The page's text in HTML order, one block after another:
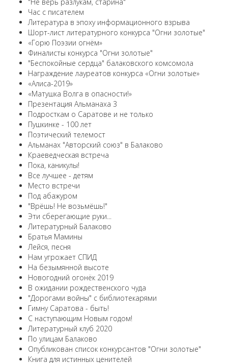
Час с писателем
Литература в эпоху информационного взрыва
Шорт-лист литературного конкурса "Огни золотые"
«Горю Поэзии огнём»
Финалисты конкурса "Огни золотые"
"Беспокойные сердца" балаковского комсомола
Награждение лауреатов конкурса «Огни золотые»
«Алиса-2019»
«Матушка Волга в опасности!»
Презентация Альманаха 3
Подросткам о Саратове и не только
Пушкинке - 100 лет
Поэтический телемост
Альманах "Авторский союз" в Балаково
Краеведческая встреча
Пока, каникулы!
Все лучшее - детям
Место встречи
Под абажуром
"Врёшь! Не возьмёшь!"
Эти сберегающие руки...
Литературный Балаково
Братья Мамины
Лейся, песня
Нам угрожает СПИД
На безымянной высоте
Новогодний огонёк 2019
В ожидании рождественского чуда
"Дорогами войны" с библиотекарями
Гимну Саратова - быть!
С наступающим Новым годом!
Литературный клуб 2020
По улицам Балаково
Опубликован список конкурсантов "Огни золотые"
Книга для истинных ценителей